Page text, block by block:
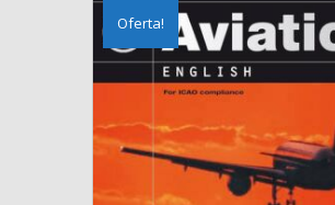
Oferta!